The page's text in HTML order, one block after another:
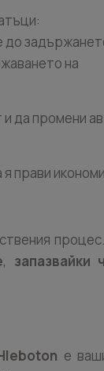
до
на
да промени
прави
, запазвайки
е